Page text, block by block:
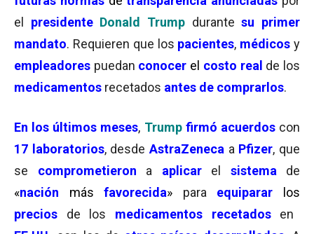
el presidenteDonald Trump durantesu primer
mandato. Requieren que los pacientes, médicos y
empleadores puedan conocer el costo real de los
medicamentos recetados antes de comprarlos.
En los últimos meses, Trump firmó acuerdos con
17 laboratorios, desdeAstraZeneca a Pfizer, que
se comprometieron a aplicarel sistema
de
«nación más favorecida» para equiparar
los
precios de los medicamentos recetadosen